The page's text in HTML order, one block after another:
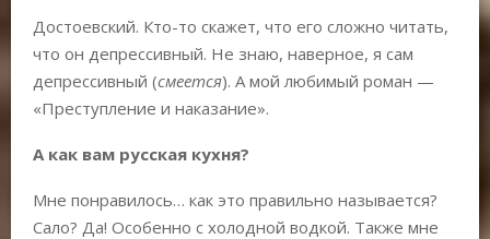
Достоевский. Кто-то скажет, что его сложно читать,
что он депрессивный. Не знаю, наверное, я сам
депрессивный (смеется). А мой любимый роман —
«Преступление и наказание».
А как вам русская кухня?
Мне понравилось… как это правильно называется?
Сало? Да! Особенно с холодной водкой. Также мне